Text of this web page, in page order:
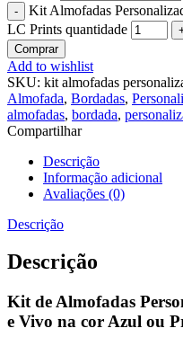
Kit Almofadas
LC Prints quantidade
Comprar
Add to wishlist
SKU: kit almofadas
Almofada, Bordadas,
almofadas, bordada,
Compartilhar
Descrição
Informação adicional
Avaliações (0)
Descrição
Descrição
Kit de Almofadas
e Vivo na cor Azul ou